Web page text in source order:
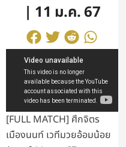
| 11 ม.ค. 67
[FULL MATCH] ศึกจิตร
เมืองนนท์ เวทีมวยอ้อมน้อย